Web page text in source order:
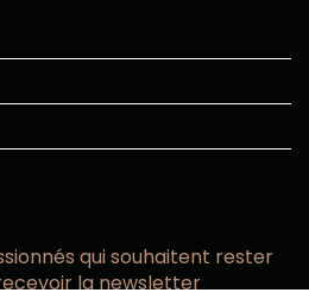
qui souhaitent rester
la newsletter